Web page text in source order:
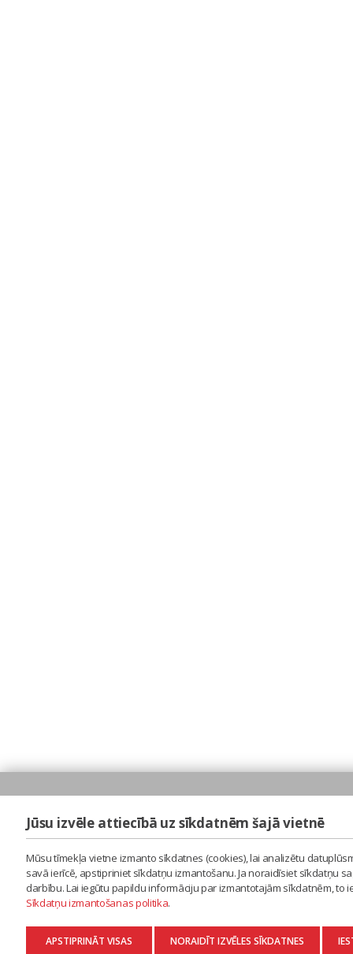
Jūsu izvēle attiecībā uz sīkdatnēm šajā vietnē
Mūsu tīmekļa vietne izmanto sīkdatnes (cookies), lai analizētu
savā ierīcē, apstipriniet sīkdatņu izmantošanu. Ja noraidīsiet sīkdatņu
darbību. Lai iegūtu papildu informāciju par izmantotajām sīkdatnēm,
Sīkdatņu izmantošanas politika.
APSTIPRINĀT VISAS NORAIDĪT IZVĒLES SĪKDATNES